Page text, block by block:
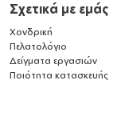
Σχετικά με εμάς
Χονδρική
Πελατολόγιο
Δείγματα εργασιών
Ποιότητα κατασκευής